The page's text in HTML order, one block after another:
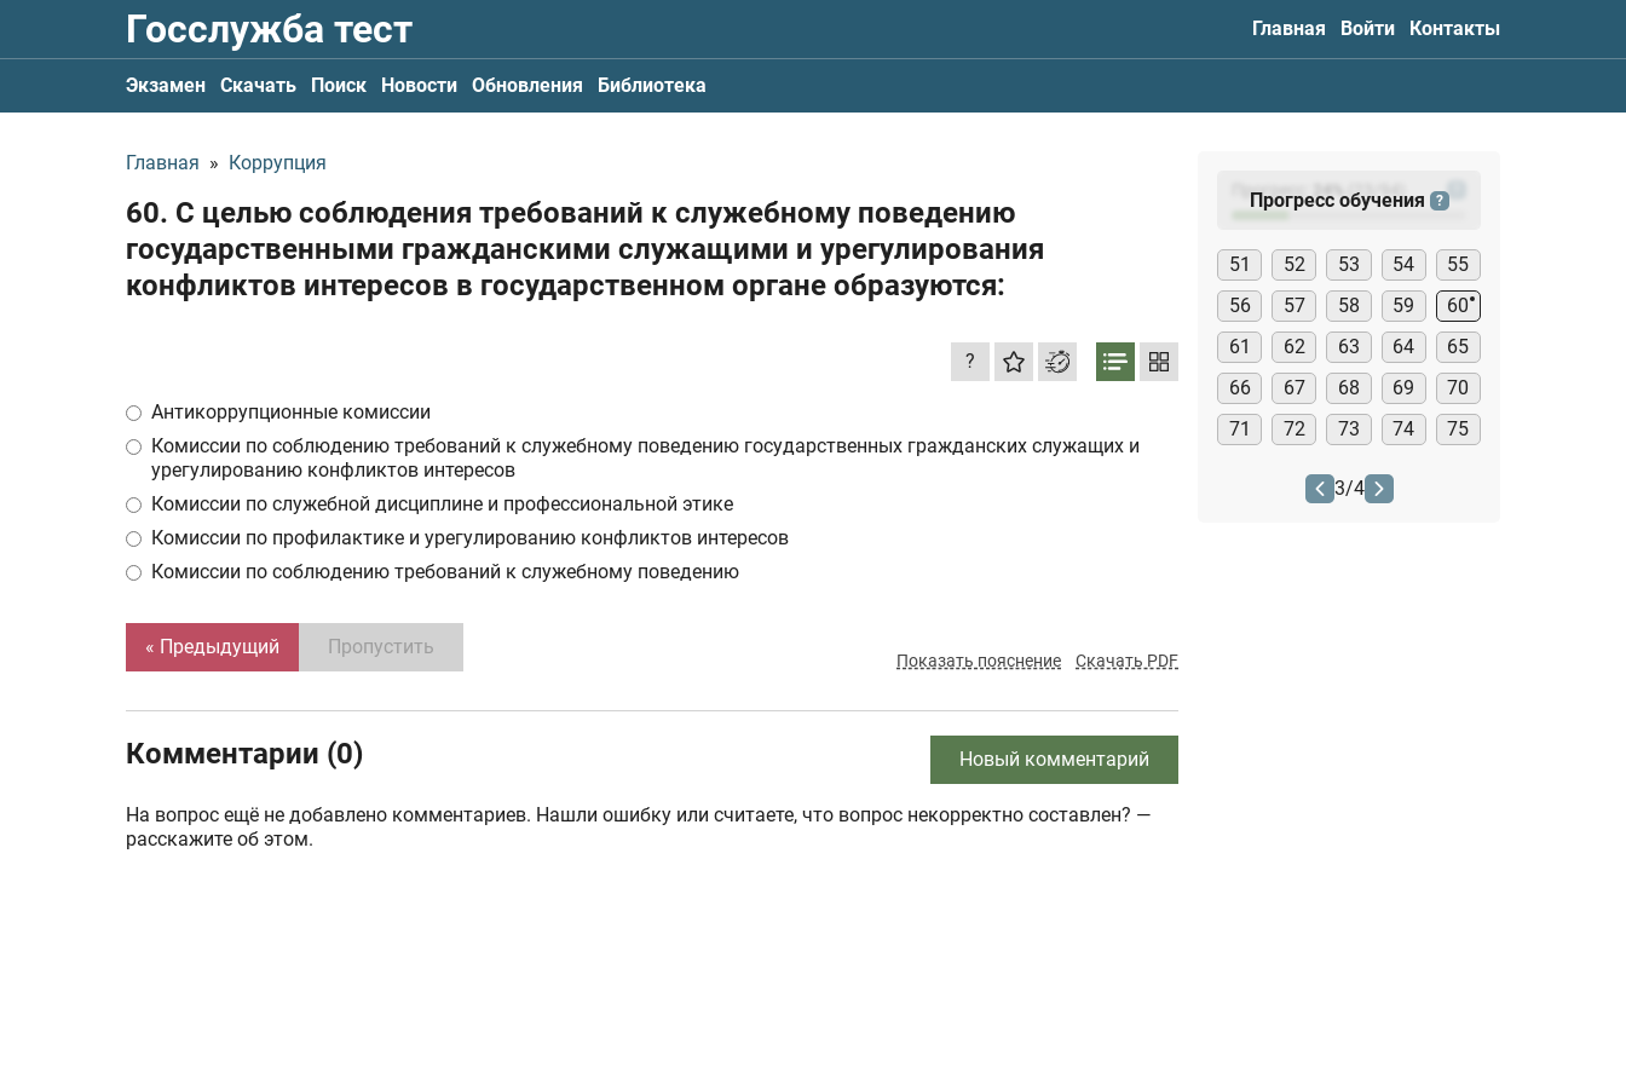
Госслужба тест Главная Войти Контакты
Экзамен Скачать Поиск Новости Обновления Библиотека
Главная » Коррупция
60. С целью соблюдения требований к служебному поведению
государственными гражданскими служащими и урегулирования
конфликтов интересов в государственном органе образуются:
?
Антикоррупционные комиссии
Комиссии по соблюдению требований к служебному поведению государственных гражданских служащих и
урегулированию конфликтов интересов
Комиссии по служебной дисциплине и профессиональной этике
Комиссии по профилактике и урегулированию конфликтов интересов
Комиссии по соблюдению требований к служебному поведению
« Предыдущий Пропустить
Показать пояснение Скачать PDF
Комментарии (0) Новый комментарий
На вопрос ещё не добавлено комментариев. Нашли ошибку или считаете, что вопрос некорректно составлен? —
расскажите об этом.
Прогресс: (23
Прогресс обучения ?
51 52 53 54
55
56
57 58 59
60
61
62 63 64
65
66
67 68 69
70
71
72 73 74 75
3/4